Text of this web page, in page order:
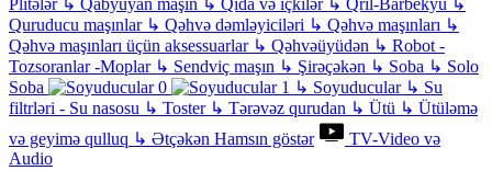
Plitələr ↳ Qabyuyan maşın ↳ Qida və içkilər ↳ Qril-Barbekyu ↳
Quruducu maşınlar ↳ Qəhvə dəmləyiciləri ↳ Qəhvə maşınları ↳
Qəhvə maşınları üçün aksessuarlar ↳ Qəhvəüyüdən ↳ Robot -
Tozsoranlar -Moplar ↳ Sendviç maşın ↳ Şirəçəkən ↳ Soba ↳ Solo
Soba
↳ Soyuducular ↳ Su
filtrləri - Su nasosu ↳ Toster ↳ Tərəvəz qurudan ↳ Ütü ↳ Ütüləmə
və geyimə qulluq ↳ Ətçəkən Hamsın göstər
TV-Video və
Audio